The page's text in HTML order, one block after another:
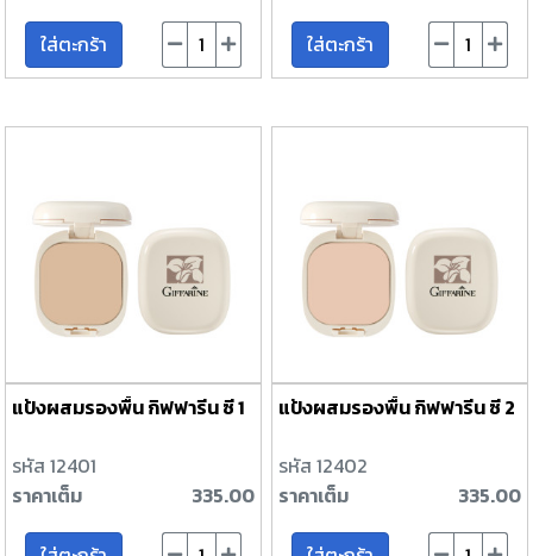
ใส่ตะกร้า ใส่ตะกร้า
แป้งผสมรองพื้น กิฟฟารีน ซี 1
รหัส 12401
ราคาเต็ม
335.00
แป้งผสมรองพื้น กิฟฟารีน ซี 2
รหัส 12402
ราคาเต็ม
335.00